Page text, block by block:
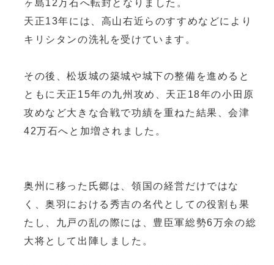
ヶ島12万石へ転封となりました。
天正13年には、高山右近らのすすめなどにより
キリシタンの洗礼を受けています。
その後、松坂城の築城や城下の整備を進めると
ともに天正15年の九州攻め、天正18年の小田原
攻めなど大きな合戦で功績を重ねた結果、会津
42万石へと加増されました。
奥州に移った氏郷は、領国の経営だけではな
く、奥羽における秀吉の名代としての役割も果
たし、九戸の乱の際には、豊臣軍総勢6万余の総
大将として出陣しました。